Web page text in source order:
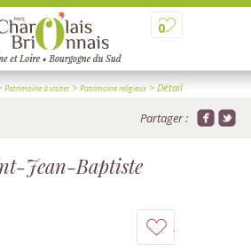
0
Patrimoine à visiter> Patrimoine religieux> Détail
Partager :
Jean-Baptiste